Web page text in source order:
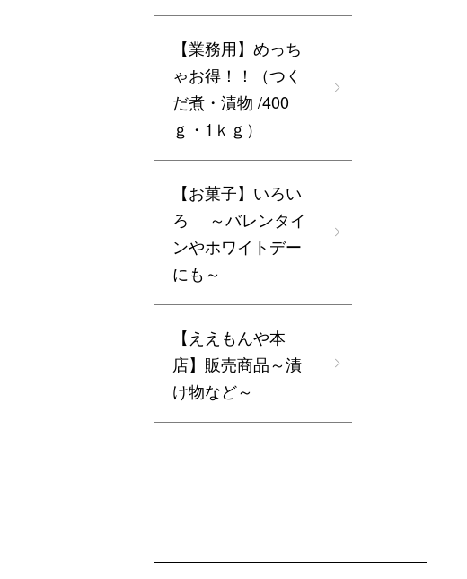
【業務用】めっち
ゃお得！！（つく
だ煮・漬物 /400
ｇ・1ｋｇ）
【お菓子】いろい
ろ ～バレンタイ
ンやホワイトデー
にも～
【ええもんや本
店】販売商品～漬
け物など～